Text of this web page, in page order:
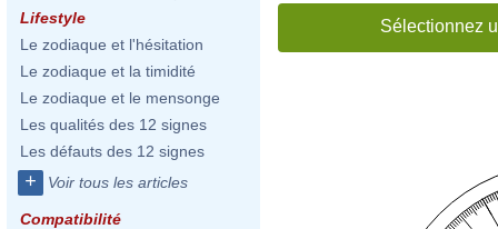
Lifestyle
Le zodiaque et l'hésitation
Le zodiaque et la timidité
Le zodiaque et le mensonge
Les qualités des 12 signes
Les défauts des 12 signes
+ Voir tous les articles
Compatibilité
Sélectionnez